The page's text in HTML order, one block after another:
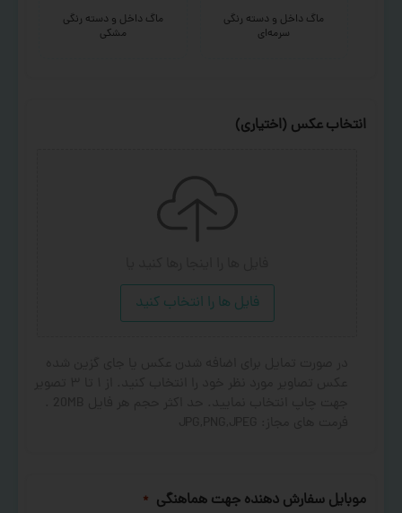
ماگ داخل و دسته رنگی
سرمه‌ای
ماگ داخل و دسته رنگی
مشکی
انتخاب عکس (اختیاری)
فایل ها را انتخاب کنید
موبایل سفارش دهنده جهت هماهنگی *